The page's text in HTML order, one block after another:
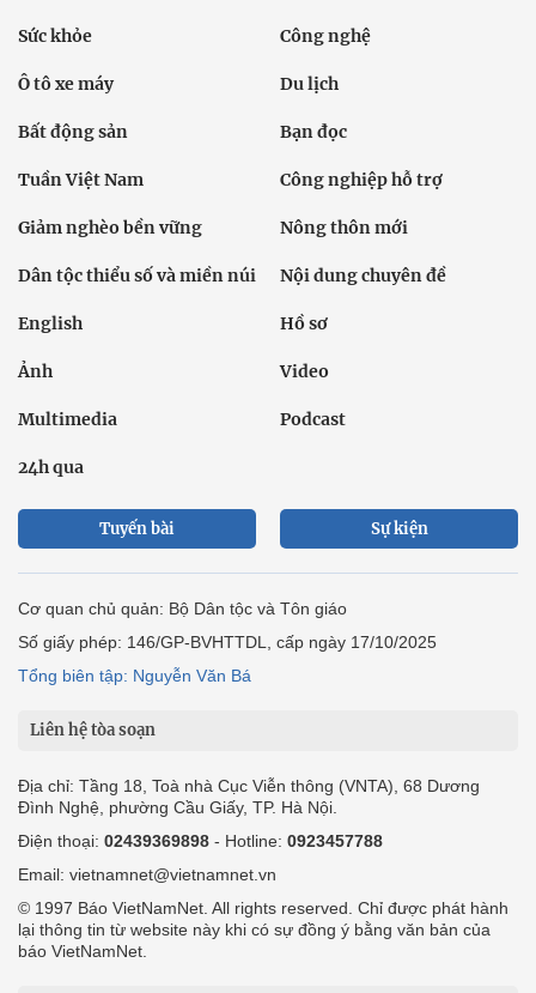
Sức khỏe Công nghệ
Ô tô xe máy Du lịch
Bất động sản Bạn đọc
Tuần Việt Nam Công nghiệp hỗ trợ
Giảm nghèo bền vững Nông thôn mới
Dân tộc thiểu số và miền núi Nội dung chuyên đề
English Hồ sơ
Ảnh Video
Multimedia Podcast
24h qua
Tuyến bài Sự kiện
Cơ quan chủ quản: Bộ Dân tộc và Tôn giáo
Số giấy phép: 146/GP-BVHTTDL, cấp ngày 17/10/2025
Tổng biên tập: Nguyễn Văn Bá
Liên hệ tòa soạn
Địa chỉ: Tầng 18, Toà nhà Cục Viễn thông (VNTA), 68 Dương
Đình Nghệ, phường Cầu Giấy, TP. Hà Nội.
Điện thoại: 02439369898 - Hotline: 0923457788
Email: vietnamnet@vietnamnet.vn
© 1997 Báo VietNamNet. All rights reserved. Chỉ được phát hành
lại thông tin từ website này khi có sự đồng ý bằng văn bản của
báo VietNamNet.